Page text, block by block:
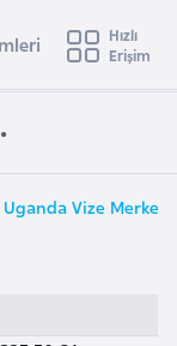
e
t
Hızlı
Erişim
Uganda Vize